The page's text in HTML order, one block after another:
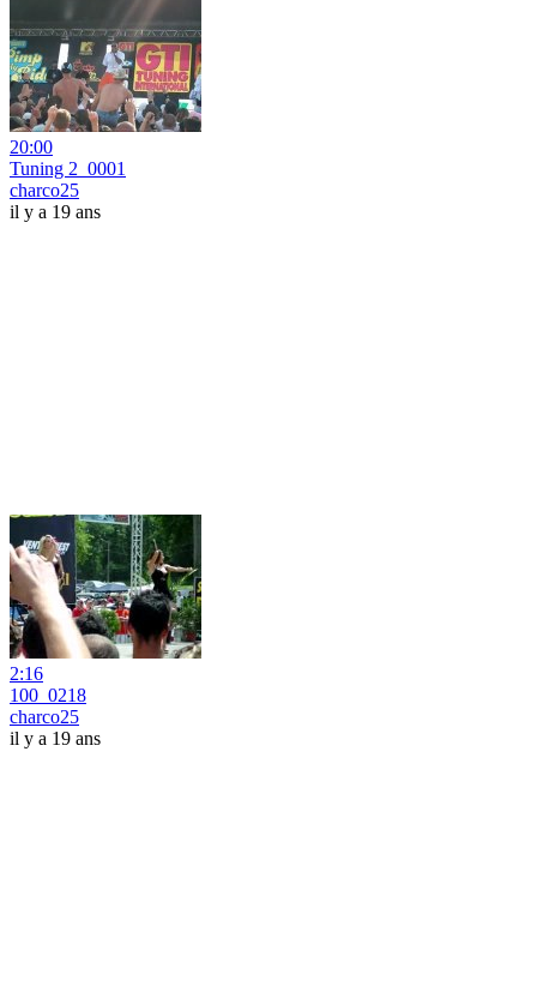
20:00
Tuning 2_0001
charco25
il y a 19 ans
2:16
100_0218
charco25
il y a 19 ans